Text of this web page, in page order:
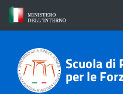
Skip
content
Scuola di
per le